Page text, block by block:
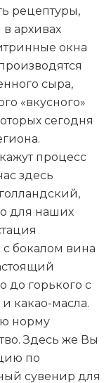
рецептуры,
архивах
окна
сыра,
«вкусного»
сегодня
процесс
здесь
для наших
с бокалом вина
до горького с
какао-масла.
норму
Здесь же Вы
по
сувенир для